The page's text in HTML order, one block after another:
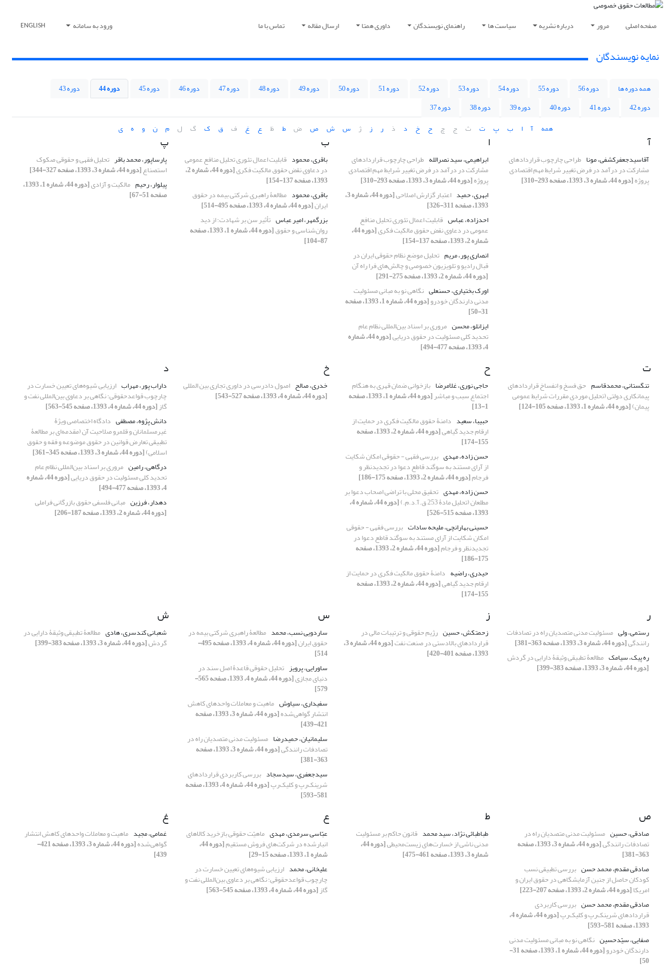
صفحه اصلی مرور درباره نشریه سیاست ها راهنمای نویسندگان داوری همتا ارسال مقاله تماس با ما ورود به سامانه ENGLISH
نمایه نویسندگان
همه دوره ها دوره 56 دوره 55 دوره 54 دوره 53 دوره 52 دوره 51 دوره 50 دوره 49 دوره 48 دوره 47 دوره 46 دوره 45 دوره 44
دوره 43
دوره 42
دوره 41 دوره 40 دوره 39 دوره 38
دوره 37
همه
آ ا ب پ ت ث ج چ ح خ د ذ ر ز ژ س ش ص ض ط ظ ع غ ف ق ک گ ل م ن و ه ی
آ
آقاسیدجعفرکشفی، مونا طراحی چارچوب قراردادهای
مشارکت در درآمد در فرض تغییر شرایط مهم اقتصادی
پروژه[دوره 44، شماره 3، 1393، صفحه 293-310]
ا
ابراهیمی، سید نصرالله طراحی چارچوب قراردادهای
مشارکت در درآمد در فرض تغییر شرایط مهم اقتصادی
پروژه[دوره 44، شماره 3، 1393، صفحه 293-310]
ابهری، حمید اعتبار گزارش اصلاحی [دوره 44، شماره 3،
1393، صفحه 311-326]
احدزاده، عباس قابلیت اعمال تئوری تحلیل منافع
عمومی در دعاوی نقض حقوق مالکیت فکری [دوره 44،
شماره 2، 1393، صفحه 137-154]
انصاری پور، مریم تحلیل موضع نظام حقوقی ایران در
قبال رادیو و تلویزیون خصوصی و چالش‌های فرا راه آن
[دوره 44، شماره 2، 1393، صفحه 275-291]
اورک بختیاری، حسنعلی نگاهی نو به مبانی مسئولیت
مدنی دارندگان خودرو [دوره 44، شماره 1، 1393، صفحه
31-50]
ایزانلو، محسن مروری بر اسناد بین‌المللی نظام عام
تحدید کلی مسئولیت در حقوق دریایی [دوره 44، شماره
4، 1393، صفحه 477-494]
ب
باقری، محمود قابلیت اعمال تئوری تحلیل منافع عمومی
در دعاوی نقض حقوق مالکیت فکری [دوره 44، شماره 2،
1393، صفحه 137-154]
باقری، محمود مطالعۀ راهبری شرکتی بیمه در حقوق
ایران[دوره 44، شماره 4، 1393، صفحه 495-514]
بزرگمهر، امیر عباس تأثیر سن بر شهادت؛ از دید
روان‌شناسی و حقوق [دوره 44، شماره 1، 1393، صفحه
87-104]
پ
پارساپور، محمد باقر تحلیل فقهی و حقوقی صکوک
استصناع[دوره 44، شماره 3، 1393، صفحه 327-344]
پیلوار، رحیم مالکیت و آزادی [دوره 44، شماره 1، 1393،
صفحه 51-67]
ت
تنگستانی، محمدقاسم حق فسخ و انفساخ قراردادهای
پیمانکاری دولتی (تحلیل موردی مقررات شرایط عمومی
پیمان)[دوره 44، شماره 1، 1393، صفحه 105-124]
ح
حاجی نوری، غلامرضا بازخوانی ضمان قهری به هنگام
اجتماع سبب و مباشر [دوره 44، شماره 1، 1393، صفحه
1-13]
حبیبا، سعید دامنۀ حقوق مالکیت فکری در حمایت از
ارقام جدید گیاهی [دوره 44، شماره 2، 1393، صفحه
155-174]
حسن زاده، مهدی بررسی فقهی - حقوقی امکان شکایت
از آرای مستند به سوگند قاطع دعوا در تجدیدنظر و
فرجام[دوره 44، شماره 2، 1393، صفحه 175-186]
حسن زاده، مهدی تحقیق محلی با تراضی اصحاب دعوا بر
مطلعان (تحلیل مادۀ 253 ق.آ.د.م.) [دوره 44، شماره 4،
1393، صفحه 515-526]
حسینی بهارانچی، ملیحه سادات بررسی فقهی - حقوقی
امکان شکایت از آرای مستند به سوگند قاطع دعوا در
تجدیدنظر و فرجام [دوره 44، شماره 2، 1393، صفحه
175-186]
حیدری، راضیه دامنۀ حقوق مالکیت فکری در حمایت از
ارقام جدید گیاهی [دوره 44، شماره 2، 1393، صفحه
155-174]
خ
خدری، صالح اصول دادرسی در داوری تجاری بین المللی
[دوره 44، شماره 4، 1393، صفحه 527-543]
د
داراب پور، مهراب ارزیابی شیوه‌های تعیین خسارت در
چارچوب قواعدحقوقی؛ نگاهی بر دعاوی بین‌المللی نفت و
گاز[دوره 44، شماره 4، 1393، صفحه 545-563]
دانش پژوه، مصطفی دادگاه اختصاصی ویژۀ
غیرمسلمانان و قلمرو صلاحیت آن (مقدمه‌ای بر مطالعۀ
تطبیقی تعارض قوانین در حقوق موضوعه و فقه و حقوق
اسلامی)[دوره 44، شماره 3، 1393، صفحه 345-361]
درگاهی، رامین مروری بر اسناد بین‌المللی نظام عام
تحدید کلی مسئولیت در حقوق دریایی [دوره 44، شماره
4، 1393، صفحه 477-494]
دهدار، فرزین مبانی فلسفی حقوق بازرگانی فراملی
[دوره 44، شماره 2، 1393، صفحه 187-206]
ر
رستمی، ولی مسئولیت مدنی متصدیان راه در تصادفات
رانندگی[دوره 44، شماره 3، 1393، صفحه 363-381]
ره پیک، سیامک مطالعۀ تطبیقی وثیقۀ دارایی در گردش
[دوره 44، شماره 3، 1393، صفحه 383-399]
ز
زحمتکش، حسین رژیم حقوقی و ترتیبات مالی در
قراردادهای بالادستی در صنعت نفت [دوره 44، شماره 3،
1393، صفحه 401-420]
س
ساردویی نسب، محمد مطالعۀ راهبری شرکتی بیمه در
حقوق ایران [دوره 44، شماره 4، 1393، صفحه 495-
514]
ساورایی، پرویز تحلیل حقوقی قاعدۀ اصل سند در
دنیای مجازی [دوره 44، شماره 4، 1393، صفحه 565-
579]
سفیداری، سیاوش ماهیت و معاملات واحدهای کاهش
انتشار گواهی‌شده [دوره 44، شماره 3، 1393، صفحه
421-439]
سلیمانیان، حمیدرضا مسئولیت مدنی متصدیان راه در
تصادفات رانندگی [دوره 44، شماره 3، 1393، صفحه
363-381]
سیدجعفری، سیدسجاد بررسی کاربردی قراردادهای
شرینک‌رپ و کلیک‌رپ [دوره 44، شماره 4، 1393، صفحه
581-593]
ش
شعبانی کندسری، هادی مطالعۀ تطبیقی وثیقۀ دارایی در
گردش[دوره 44، شماره 3، 1393، صفحه 383-399]
ص
صادقی، حسین مسئولیت مدنی متصدیان راه در
تصادفات رانندگی [دوره 44، شماره 3، 1393، صفحه
363-381]
صادقی مقدم، محمد حسن بررسی تطبیقی نسب
کودکان حاصل از جنین آزمایشگاهی در حقوق ایران و
امریکا[دوره 44، شماره 2، 1393، صفحه 207-223]
صادقی مقدم، محمد حسن بررسی کاربردی
قراردادهای شرینک‌رپ و کلیک‌رپ [دوره 44، شماره 4،
1393، صفحه 581-593]
صفایی، سیّدحسین نگاهی نو به مبانی مسئولیت مدنی
دارندگان خودرو [دوره 44، شماره 1، 1393، صفحه 31-
50]
ط
طباطبائی نژاد، سید محمد قانون حاکم بر مسئولیت
مدنی ناشی از خسارت‌های زیست‌محیطی [دوره 44،
شماره 3، 1393، صفحه 461-475]
ع
عبّاسی سرمدی، مهدی ماهیّت حقوقی بازخرید کالاهای
انبارشده در شرکت‌های فروش مستقیم [دوره 44،
شماره 1، 1393، صفحه 15-29]
علیخانی، محمد ارزیابی شیوه‌های تعیین خسارت در
چارچوب قواعدحقوقی؛ نگاهی بر دعاوی بین‌المللی نفت و
گاز[دوره 44، شماره 4، 1393، صفحه 545-563]
غ
غمامی، مجید ماهیت و معاملات واحدهای کاهش انتشار
گواهی‌شده [دوره 44، شماره 3، 1393، صفحه 421-
439]